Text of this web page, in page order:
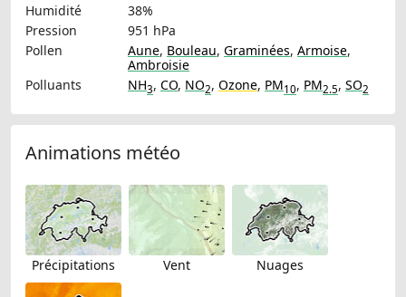
Humidité
38%
Pression
951 hPa
Pollen
Aune, Bouleau, Graminées, Armoise,
Ambroisie
Polluants
NH3, CO, NO2, Ozone, PM10, PM2.5, SO2
Animations météo
Précipitations Vent Nuages